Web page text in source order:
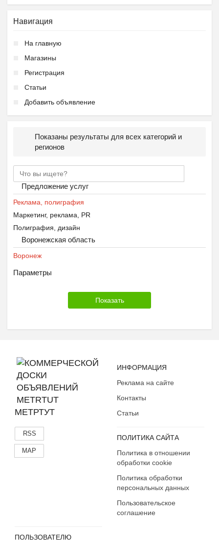
Навигация
На главную
Магазины
Регистрация
Статьи
Добавить объявление
Показаны результаты для всех категорий и
регионов
Предложение услуг
Реклама, полиграфия
Маркетинг, реклама, PR
Полиграфия, дизайн
Воронежская область
Воронеж
Параметры
МЕТРТУТ
RSS
MAP
ИНФОРМАЦИЯ
Реклама на сайте
Контакты
Статьи
ПОЛИТИКА САЙТА
Политика в отношении
обработки cookie
Политика обработки
персональных данных
Пользовательское
соглашение
ПОЛЬЗОВАТЕЛЮ